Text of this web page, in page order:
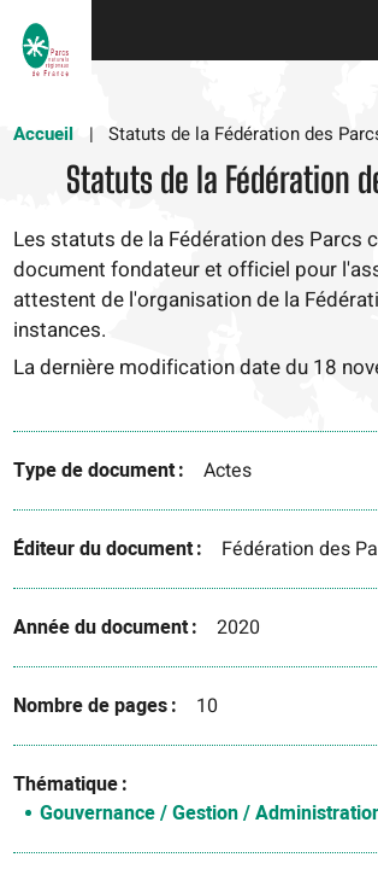
Accueil
Statuts de la Fédération des
Statuts de la Fédération
Les statuts de la Fédération des Parcs
document fondateur et officiel pour
attestent de l'organisation de la
instances.
La dernière modification date du 18
Type de document Actes
Éditeur du document Fédération des
Année du document 2020
Nombre de pages 10
Thématique
Gouvernance / Gestion /